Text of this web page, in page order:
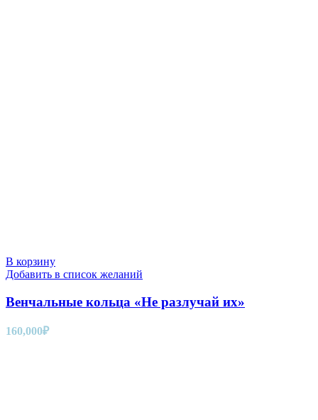
В корзину
Добавить в список желаний
Венчальные кольца «Не разлучай их»
160,000₽